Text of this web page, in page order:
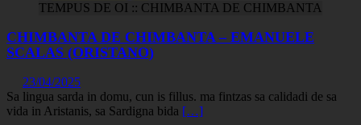
TEMPUS DE OI :: CHIMBANTA DE CHIMBANTA
CHIMBANTA DE CHIMBANTA – EMANUELE
SCALAS (ORISTANO)
23/04/2025
Sa lingua sarda in domu, cun is fillus. ma fintzas sa calidadi de sa
vida in Aristanis, sa Sardigna bida […]